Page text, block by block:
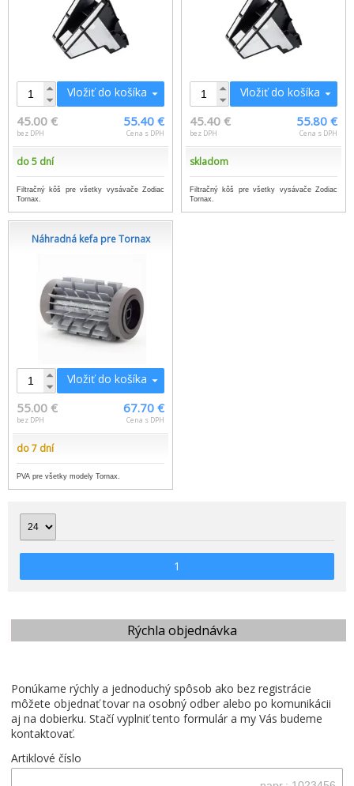
Rýchla objednávka
Ponúkame rýchly a jednoduchý spôsob ako bez registrácie
môžete objednať tovar na osobný odber alebo po komunikácii
aj na dobierku. Stačí vyplniť tento formulár a my Vás budeme
kontaktovať.
Artiklové číslo
Vložiť do košíka
45.00 €
bez DPH
55.40 €
Cena s DPH
do 5 dní
Filtračný kôš pre všetky vysávače Zodiac
Tornax.
Vložiť do košíka
45.40 €
bez DPH
55.80 €
Cena s DPH
skladom
Filtračný kôš pre všetky vysávače Zodiac
Tornax.
Náhradná kefa pre Tornax
Vložiť do košíka
55.00 €
bez DPH
67.70 €
Cena s DPH
do 7 dní
PVA pre všetky modely Tornax.
1